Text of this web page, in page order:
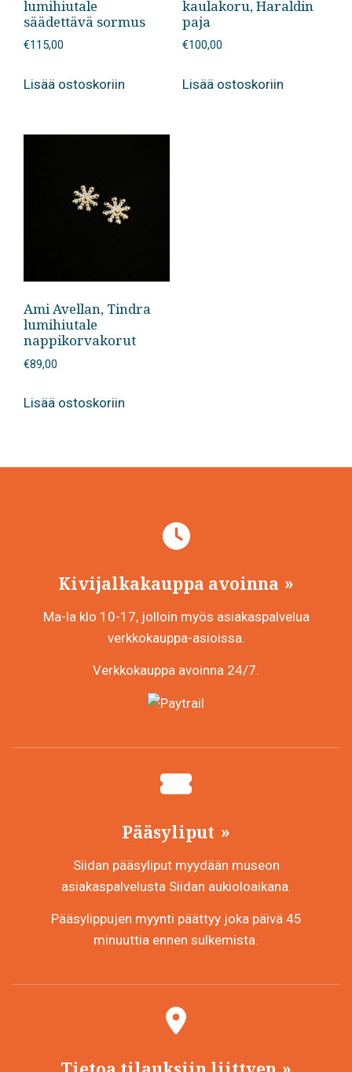
lumihiutale
säädettävä sormus
€115,00
Lisää ostoskoriin
kaulakoru, Haraldin
paja
€100,00
Lisää ostoskoriin
Ami Avellan, Tindra
lumihiutale
nappikorvakorut
€89,00
Lisää ostoskoriin
Kivijalkakauppa avoinna
Ma-la klo 10-17, jolloin myös asiakaspalvelua
verkkokauppa-asioissa.
Verkkokauppa avoinna 24/7.
Pääsyliput
Siidan pääsyliput myydään museon
asiakaspalvelusta Siidan aukioloaikana.
Pääsylippujen myynti päättyy joka päivä 45
minuuttia ennen sulkemista.